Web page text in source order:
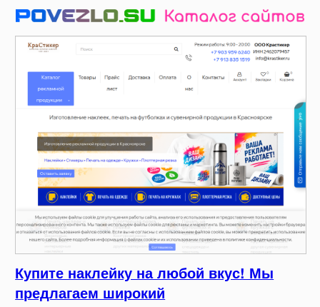
Купите наклейку на любой вкус! Мы
предлагаем широкий